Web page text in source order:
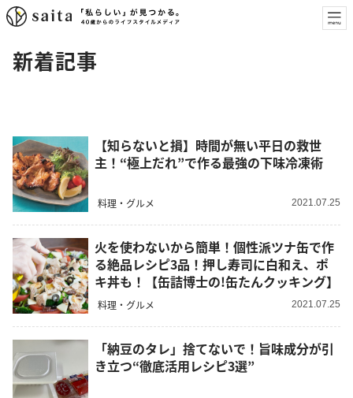
新着記事
【知らないと損】時間が無い平日の救世
主！“極上だれ”で作る最強の下味冷凍術
料理・グルメ 2021.07.25
火を使わないから簡単！個性派ツナ缶で作
る絶品レシピ3品！押し寿司に白和え、ポ
キ丼も！【缶詰博士の!缶たんクッキング】
料理・グルメ 2021.07.25
「納豆のタレ」捨てないで！旨味成分が引
き立つ“徹底活用レシピ3選”